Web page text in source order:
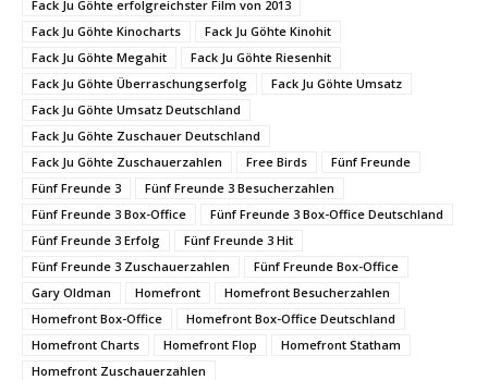
Fack Ju Göhte erfolgreichster Film von 2013
Fack Ju Göhte Kinocharts
Fack Ju Göhte Kinohit
Fack Ju Göhte Megahit
Fack Ju Göhte Riesenhit
Fack Ju Göhte Überraschungserfolg
Fack Ju Göhte Umsatz
Fack Ju Göhte Umsatz Deutschland
Fack Ju Göhte Zuschauer Deutschland
Fack Ju Göhte Zuschauerzahlen
Free Birds
Fünf Freunde
Fünf Freunde 3
Fünf Freunde 3 Besucherzahlen
Fünf Freunde 3 Box-Office
Fünf Freunde 3 Box-Office Deutschland
Fünf Freunde 3 Erfolg
Fünf Freunde 3 Hit
Fünf Freunde 3 Zuschauerzahlen
Fünf Freunde Box-Office
Gary Oldman
Homefront
Homefront Besucherzahlen
Homefront Box-Office
Homefront Box-Office Deutschland
Homefront Charts
Homefront Flop
Homefront Statham
Homefront Zuschauerzahlen